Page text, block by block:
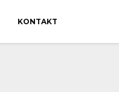
KONTAKT